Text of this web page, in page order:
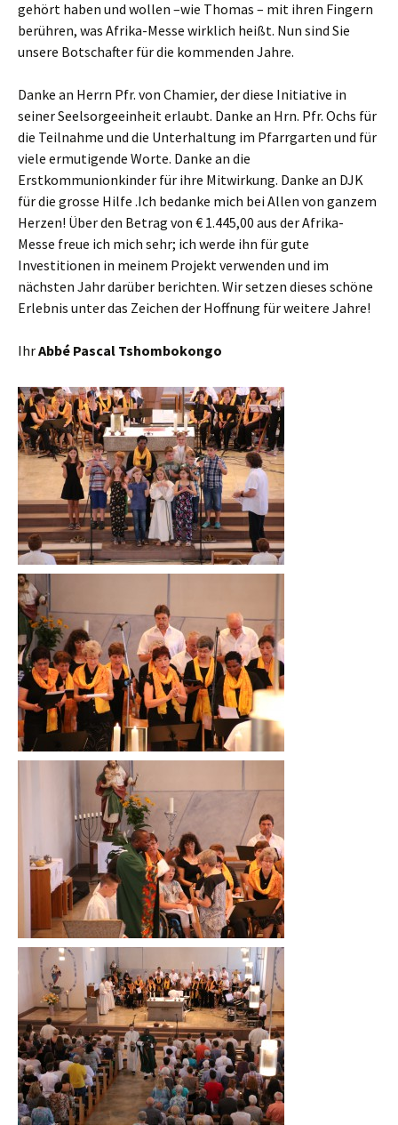
gehört haben und wollen –wie Thomas – mit ihren Fingern
berühren, was Afrika-Messe wirklich heißt. Nun sind Sie
unsere Botschafter für die kommenden Jahre.
Danke an Herrn Pfr. von Chamier, der diese Initiative in
seiner Seelsorgeeinheit erlaubt. Danke an Hrn. Pfr. Ochs für
die Teilnahme und die Unterhaltung im Pfarrgarten und für
viele ermutigende Worte. Danke an die
Erstkommunionkinder für ihre Mitwirkung. Danke an DJK
für die grosse Hilfe .Ich bedanke mich bei Allen von ganzem
Herzen! Über den Betrag von € 1.445,00 aus der Afrika-
Messe freue ich mich sehr; ich werde ihn für gute
Investitionen in meinem Projekt verwenden und im
nächsten Jahr darüber berichten. Wir setzen dieses schöne
Erlebnis unter das Zeichen der Hoffnung für weitere Jahre!
IhrAbbé Pascal Tshombokongo